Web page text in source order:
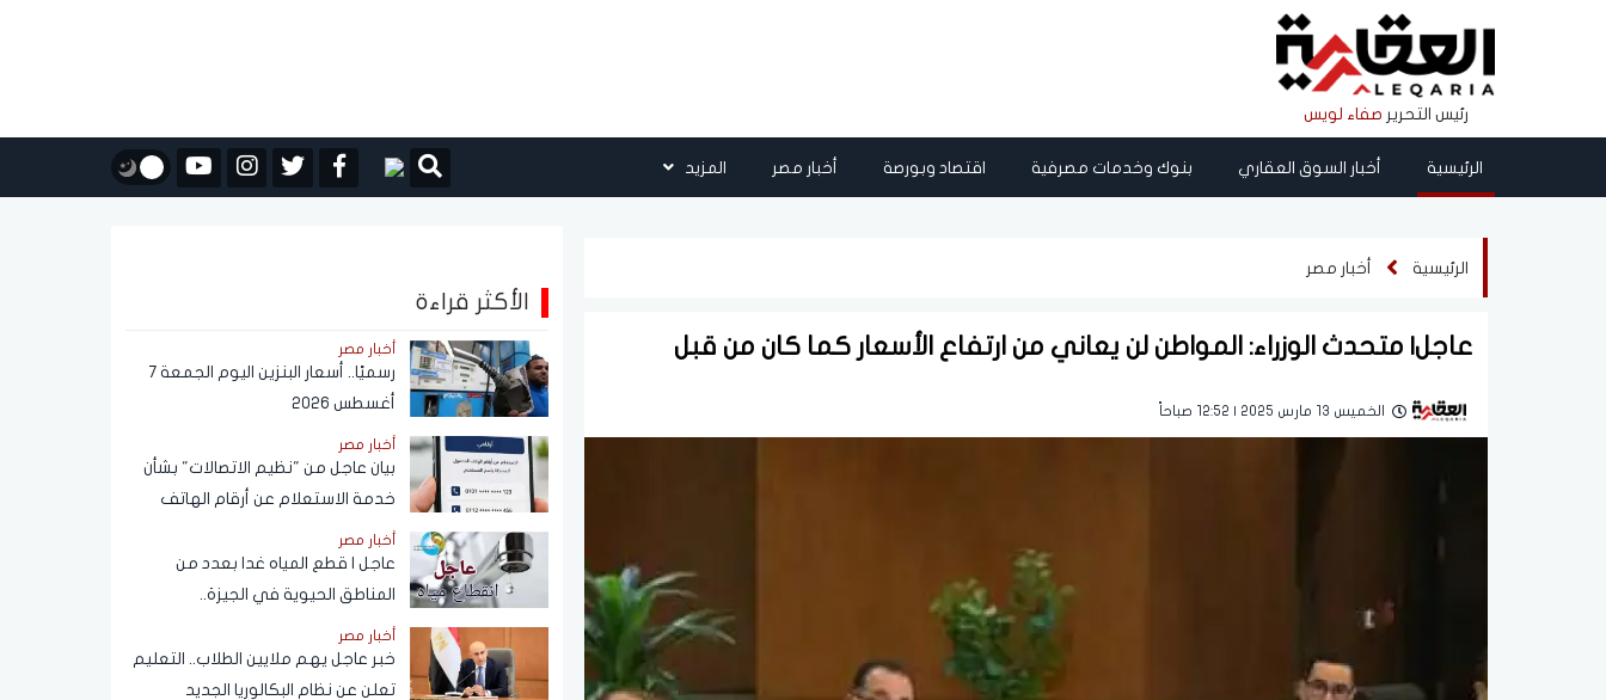
رئيس التحرير صفاء لويس
الرئيسية أخبار السوق العقاري بنوك وخدمات مصرفية اقتصاد وبورصة أخبار مصر المزيد
الرئيسية أخبار مصر
عاجل| متحدث الوزراء: المواطن لن يعاني من ارتفاع الأسعار كما كان من قبل
الخميس 13 مارس 2025 | 12:52 صباحاً
الأكثر قراءة
أخبار مصر
رسميًا.. أسعار البنزين اليوم الجمعة 7
أغسطس 2026
أخبار مصر
بيان عاجل من "نظيم الاتصالات" بشأن
خدمة الاستعلام عن أرقام الهاتف
المحمول المسجلة باسم المستخدم
عبر تطبيق My NTRA
أخبار مصر
عاجل | قطع المياه غدا بعدد من
المناطق الحيوية في الجيزة..
ومناشدات للمواطنين بتدبير
احتياجاتهم
أخبار مصر
خبر عاجل يهم ملايين الطلاب.. التعليم
تعلن عن نظام البكالوريا الجديد